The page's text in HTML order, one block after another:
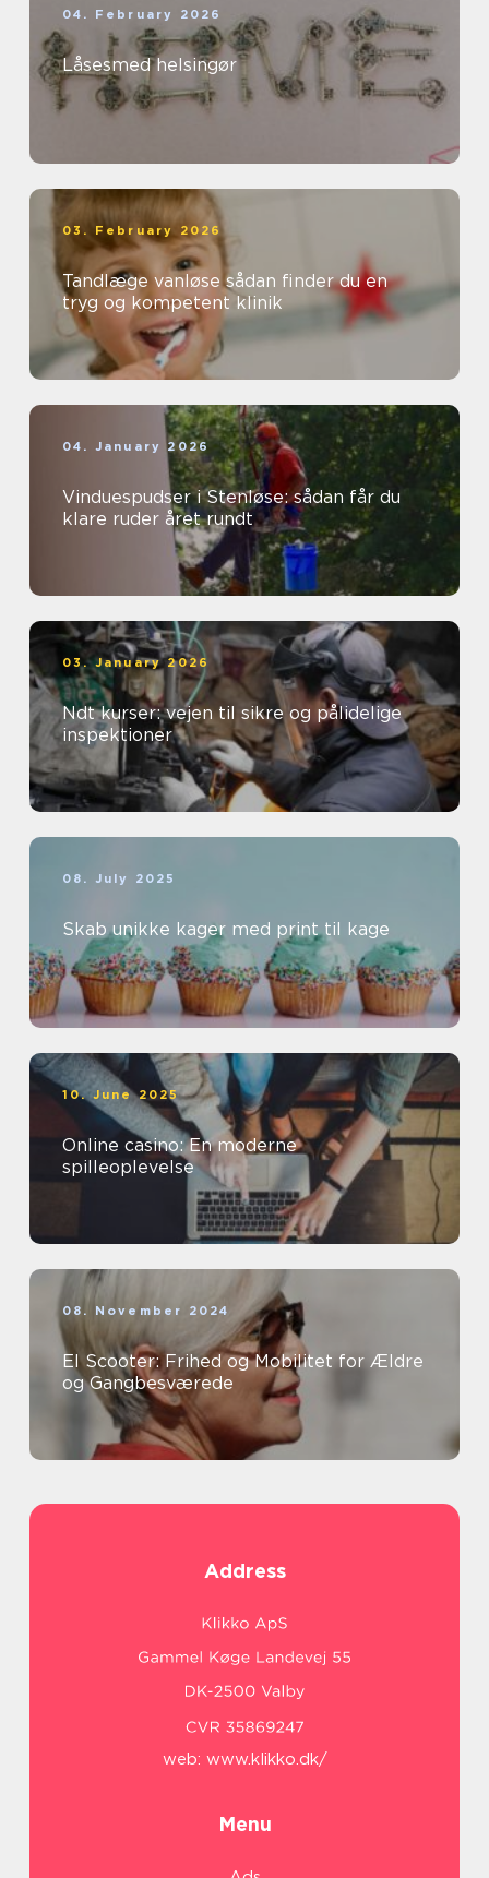
04. February 2026
Låsesmed helsingør
03. February 2026
Tandlæge vanløse sådan finder du en
tryg og kompetent klinik
04. January 2026
Vinduespudser i Stenløse: sådan får du
klare ruder året rundt
03. January 2026
Ndt kurser: vejen til sikre og pålidelige
inspektioner
08. July 2025
Skab unikke kager med print til kage
10. June 2025
Online casino: En moderne
spilleoplevelse
08. November 2024
El Scooter: Frihed og Mobilitet for Ældre
og Gangbesværede
Address
web: www.klikko.dk/
Menu